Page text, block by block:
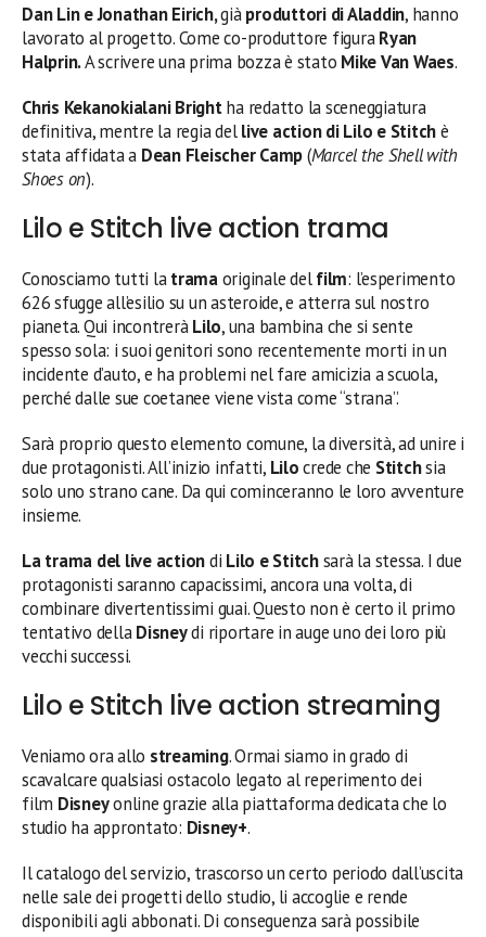
Dan Lin e Jonathan Eirich,giàproduttori di Aladdin, hanno
lavorato al progetto. Come co-produttore figuraRyan
Halprin.A scrivere una prima bozza è stato Mike Van Waes.
Chris Kekanokialani Brightha redatto la sceneggiatura
definitiva, mentre la regia dellive action di Lilo e Stitchè
stata affidata a Dean Fleischer Camp(Marcel the Shell with
Shoes on).
Lilo e Stitch live action trama
Conosciamo tutti latramaoriginale delfilm: l’esperimento
626 sfugge all’esilio su un asteroide, e atterra sul nostro
pianeta. Qui incontreràLilo, una bambina che si sente
spesso sola: i suoi genitori sono recentemente morti in un
incidente d’auto, e ha problemi nel fare amicizia a scuola,
perché dalle sue coetanee viene vista come “strana”.
Sarà proprio questo elemento comune, la diversità, ad unire i
due protagonisti. All’inizio infatti, Lilocrede che Stitchsia
solo uno strano cane. Da qui cominceranno le loro avventure
insieme.
La trama del live actiondi Lilo e Stitchsarà la stessa. I due
protagonisti saranno capacissimi, ancora una volta, di
combinare divertentissimi guai. Questo non è certo il primo
tentativo dellaDisneydi riportare in auge uno dei loro più
vecchi successi.
Lilo e Stitch live action streaming
Veniamo ora allo streaming. Ormai siamo in grado di
scavalcare qualsiasi ostacolo legato al reperimento dei
film Disneyonline grazie alla piattaforma dedicata che lo
studio ha approntato: Disney+.
Il catalogo del servizio, trascorso un certo periodo dall’uscita
nelle sale dei progetti dello studio, li accoglie e rende
disponibili agli abbonati. Di conseguenza sarà possibile